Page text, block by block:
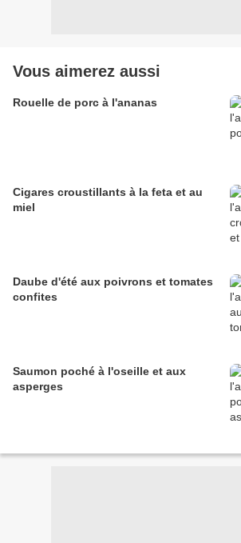
Vous aimerez aussi
Rouelle de porc à l'ananas
Cigares croustillants à la feta et au
miel
Daube d'été aux poivrons et tomates
confites
Saumon poché à l'oseille et aux
asperges